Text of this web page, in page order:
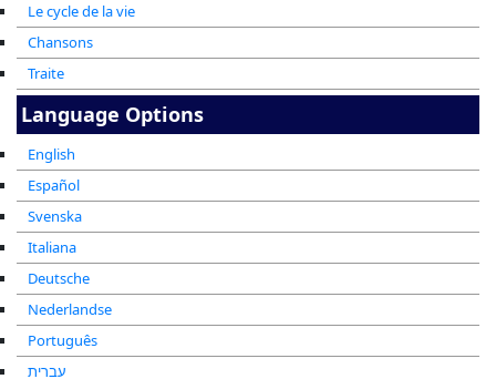
Le cycle de la vie
Chansons
Traite
Language Options
English
Español
Svenska
Italiana
Deutsche
Nederlandse
Português
עברית